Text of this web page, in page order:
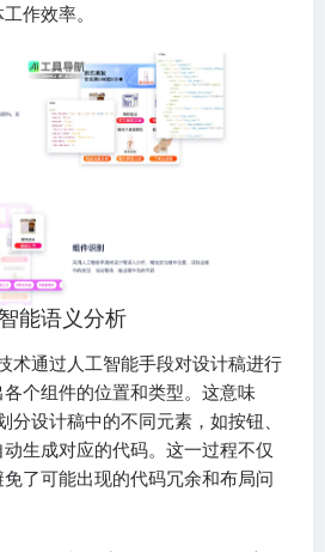
作效率。
能语义分析
术通过人工智能手段对设计稿进行
个组件的位置和类型。这意味
设计稿中的不同元素，如按钮、
生成对应的代码。这一过程不仅
了可能出现的代码冗余和布局问